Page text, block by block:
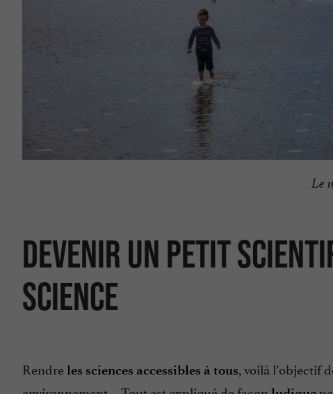
Le
DEVENIR UN PETIT
SCIENCE
Rendreles sciences accessibles à tous, voilà l’objectif